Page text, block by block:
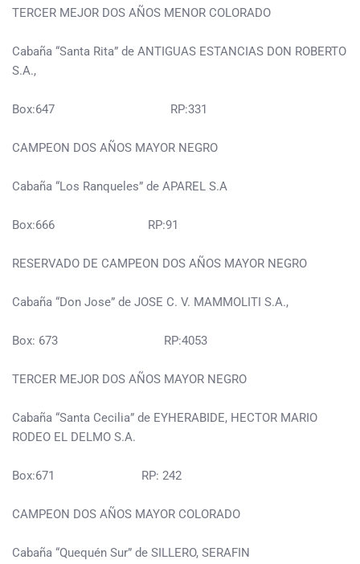
TERCER MEJOR DOS AÑOS MENOR COLORADO
Cabaña “Santa Rita” de ANTIGUAS ESTANCIAS DON ROBERTO
S.A.,
Box:647 RP:331
CAMPEON DOS AÑOS MAYOR NEGRO
Cabaña “Los Ranqueles” de APAREL S.A
Box:666 RP:91
RESERVADO DE CAMPEON DOS AÑOS MAYOR NEGRO
Cabaña “Don Jose” de JOSE C. V. MAMMOLITI S.A.,
Box: 673 RP:4053
TERCER MEJOR DOS AÑOS MAYOR NEGRO
Cabaña “Santa Cecilia” de EYHERABIDE, HECTOR MARIO
RODEO EL DELMO S.A.
Box:671 RP: 242
CAMPEON DOS AÑOS MAYOR COLORADO
Cabaña “Quequén Sur” de SILLERO, SERAFIN